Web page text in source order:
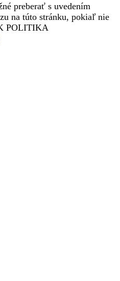
preberať s uvedením
na túto stránku, pokiaľ nie
POLITIKA